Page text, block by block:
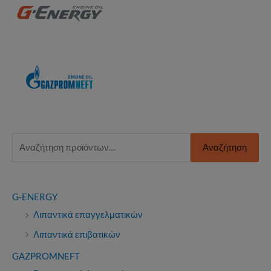
ζ
Αναζήτηση
G-ENERGY
Λιπαντικά επαγγελματικών
Λιπαντικά επιβατικών
GAZPROMNEFT